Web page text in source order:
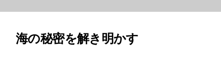
海の秘密を解き明かす